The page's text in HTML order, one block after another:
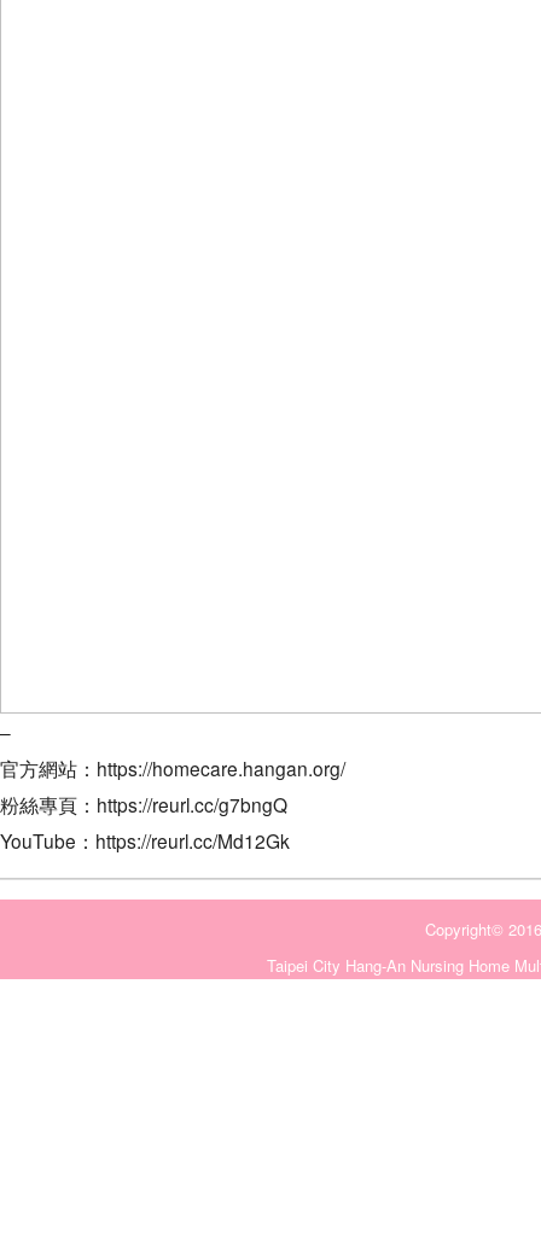
–
官方網站：https://homecare.hangan.org/
粉絲專頁：https://reurl.cc/g7bngQ
YouTube：https://reurl.cc/Md12Gk
Copyright©
Taipei City Hang-An Nursing Home